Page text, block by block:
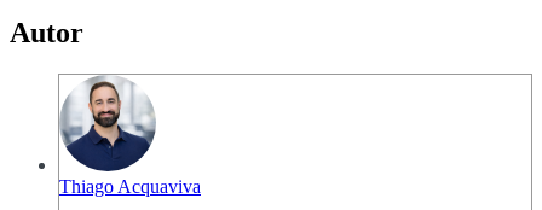
Autor
Thiago Acquaviva